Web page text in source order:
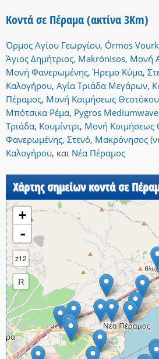
Κοντά σε Πέραμα (ακτίνα 3Km)
Όρμος Αγίου Γεωργίου, Órmos
Άγιος Δημήτριος, Makrónisos, Μονή
Μονή Φανερωμένης,Ήρεμο Κύμα,
Καλογήρου, Αγία Τριάδα Μεγάρων,
Πέραμος, Μονή Κοιμήσεως
Μπότσικα Ρέμα, Pygros
Τριάδα, Κουμίντρι, Μονή Κοιμήσεως
Φανερωμένης, Στενό, Μακρόνησος
Καλογήρου, και Νέα Πέραμος
Χάρτης σημείων κοντά σε
+
-
z12
R